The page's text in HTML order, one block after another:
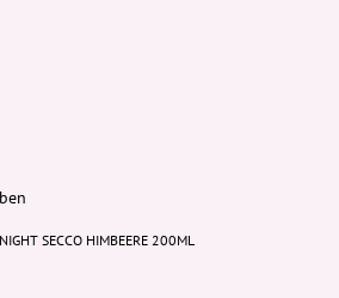
SECCO HIMBEERE 200ML